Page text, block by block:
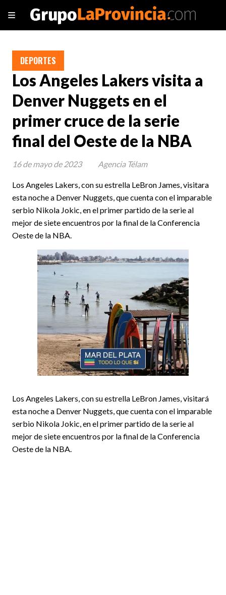
Los Angeles Lakers visita a
Denver Nuggets en el
primer cruce de la serie
final del Oeste de la NBA
Los Angeles Lakers, con su estrella LeBron James, visitara
esta noche a Denver Nuggets, que cuenta con el imparable
serbio Nikola Jokic, en el primer partido de la serie al
mejor de siete encuentros por la final de la Conferencia
Oeste de la NBA.
DEPORTES
16 de mayo de 2023 Agencia Télam
Los Angeles Lakers, con su estrella LeBron James, visitará
esta noche a Denver Nuggets, que cuenta con el imparable
serbio Nikola Jokic, en el primer partido de la serie al
mejor de siete encuentros por la final de la Conferencia
Oeste de la NBA.